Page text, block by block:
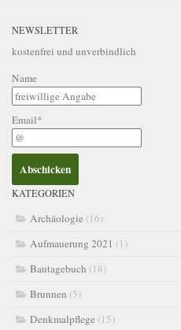
NEWSLETTER
kostenfrei und unverbindlich
Name
Email*
KATEGORIEN
Archäologie (16)
Aufmauerung 2021 (1)
Bautagebuch (18)
Brunnen (5)
Denkmalpflege (15)